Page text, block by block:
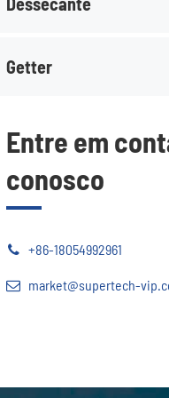
Getter
Entre em
conosco
+86-18054992961
market@supertech-